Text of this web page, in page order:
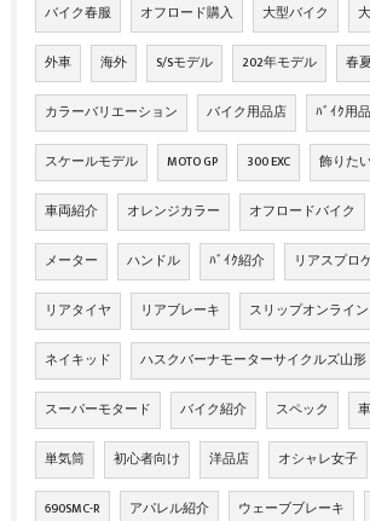
バイク春服 オフロード購入 大型バイク
外車 海外 S/Sモデル 202年モデル 春
カラーバリエーション バイク用品店 ﾊﾞｲｸ用
スケールモデル MOTO GP 300 EXC 飾りた
車両紹介 オレンジカラー オフロードバイク
メーター ハンドル ﾊﾞｲｸ紹介 リアスプロ
リアタイヤ リアブレーキ スリップオンライン
ネイキッド ハスクバーナモーターサイクルズ山形
スーパーモタード バイク紹介 スペック
単気筒 初心者向け 洋品店 オシャレ女子
690SMC-R アパレル紹介 ウェーブブレーキ